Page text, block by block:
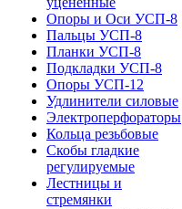
Опоры и Оси УСП-8
Пальцы УСП-8
Планки УСП-8
Подкладки УСП-8
Опоры УСП-12
Удлинители силовые
Электроперфораторы
Кольца резьбовые
Скобы гладкие
регулируемые
Лестницы и
стремянки